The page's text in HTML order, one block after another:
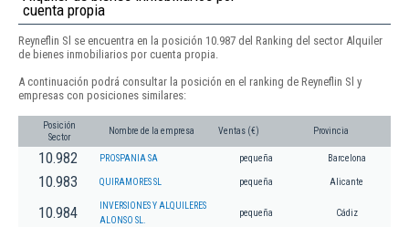
cuenta propia
Reyneflin Sl se encuentra en la posición 10.987 del Ranking del sector Alquiler
de bienes inmobiliarios por cuenta propia.
A continuación podrá consultar la posición en el ranking de Reyneflin Sl y
empresas con posiciones similares:
Posición
Sector
Nombre de la empresa Ventas (€) Provincia
10.982 PROSPANIA SA pequeña Barcelona
10.983 QUIRAMORES SL pequeña Alicante
10.984
INVERSIONES Y ALQUILERES
ALONSO SL.
pequeña Cádiz